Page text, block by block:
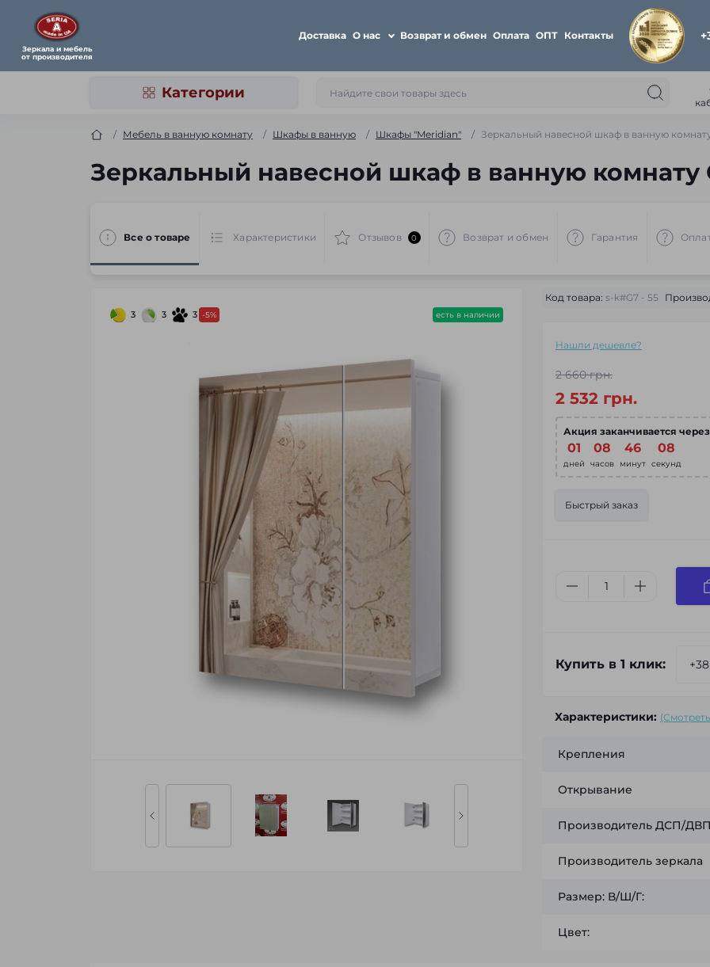
Зеркала и мебель
от производителя
Доставка О нас Возврат и обмен Оплата ОПТ Контакты
Категории
Мебель в ванную комнату Шкафы в ванную Шкафы "Meridian" Зеркальный навесной шкаф в ванную
Зеркальный навесной шкаф в ванную комнату
Все о товаре Характеристики Отзывов 0 Возврат и обмен Гарантия
3 3 3 -5% есть в наличии
Код товара: s-k#G7 - 55
Нашли дешевле?
2 660 грн.
2 532 грн.
Акция заканчивается
01
дней
08
часов
46
минут
06
секунд
Быстрый заказ
Купить в 1 клик:
Характеристики:
Крепления
Открывание
Производитель ДСП/
Производитель зеркала
Размер: В/Ш/Г:
Цвет: